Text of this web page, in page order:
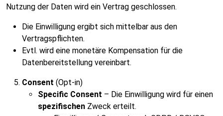
Nutzung der Daten wird ein Vertrag geschlossen.
Die Einwilligung ergibt sich mittelbar aus den
Vertragspflichten.
Evtl. wird eine monetäre Kompensation für die
Datenbereitstellung vereinbart.
Consent (Opt-in)
Specific Consent – Die Einwilligung wird für einen
spezifischen Zweck erteilt.